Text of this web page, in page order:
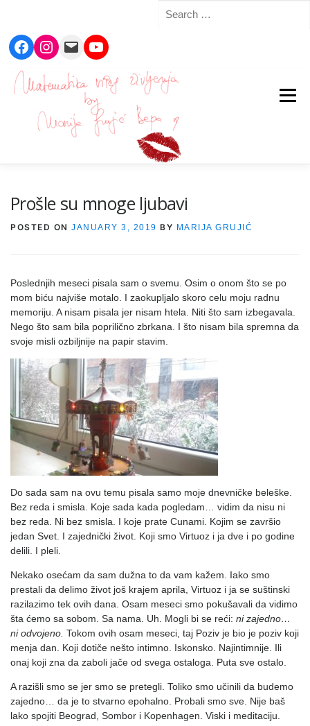
for:
Facebook Instagram Mail YouTube
Skip
Menu
Prošle su mnoge ljubavi
POSTED ON JANUARY 3, 2019 BY MARIJA GRUJIĆ
Poslednjih meseci pisala sam o svemu. Osim o onom što se po
mom biću najviše motalo. I zaokupljalo skoro celu moju radnu
memoriju. A nisam pisala jer nisam htela. Niti što sam izbegavala.
Nego što sam bila poprilično zbrkana. I što nisam bila spremna da
svoje misli ozbiljnije na papir stavim.
Do sada sam na ovu temu pisala samo moje dnevničke beleške.
Bez reda i smisla. Koje sada kada pogledam… vidim da nisu ni
bez reda. Ni bez smisla. I koje prate Cunami. Kojim se završio
jedan Svet. I zajednički život. Koji smo Virtuoz i ja dve i po godine
delili. I pleli.
Nekako osećam da sam dužna to da vam kažem. Iako smo
prestali da delimo život još krajem aprila, Virtuoz i ja se suštinski
razilazimo tek ovih dana. Osam meseci smo pokušavali da vidimo
šta ćemo sa sobom. Sa nama. Uh. Mogli bi se reći: ni zajedno…
ni odvojeno. Tokom ovih osam meseci, taj Poziv je bio je poziv koji
menja dan. Koji dotiče nešto intimno. Iskonsko. Najintimnije. Ili
onaj koji zna da zaboli jače od svega ostaloga. Puta sve ostalo.
A razišli smo se jer smo se pretegli. Toliko smo učinili da budemo
zajedno… da je to stvarno epohalno. Probali smo sve. Nije baš
lako spojiti Beograd, Sombor i Kopenhagen. Viski i meditaciju.